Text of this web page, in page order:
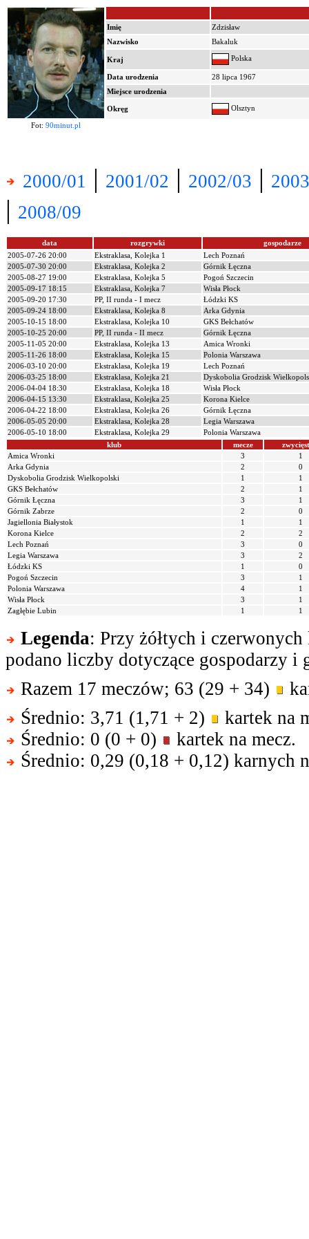
Imię
Zdzisław
Nazwisko
Bakaluk
Kraj Polska
Data urodzenia
28 lipca 1967
Miejsce urodzenia
Okręg Olsztyn
Fot: 90minut.pl
2000/01 | 2001/02 | 2002/03 |
| 2008/09
data rozgrywki
gospodarze
2005-07-26 20:00
Ekstraklasa, Kolejka 1
Lech Poznań
2005-07-30 20:00
Ekstraklasa, Kolejka 2
Górnik Łęczna
2005-08-27 19:00
Ekstraklasa, Kolejka 5
Pogoń Szczecin
2005-09-17 18:15
Ekstraklasa, Kolejka 7
Wisła Płock
2005-09-20 17:30
PP, II runda - I mecz
Łódzki KS
2005-09-24 18:00
Ekstraklasa, Kolejka 8
Arka Gdynia
2005-10-15 18:00
Ekstraklasa, Kolejka 10
GKS Bełchatów
2005-10-25 20:00
PP, II runda - II mecz
Górnik Łęczna
2005-11-05 20:00
Ekstraklasa, Kolejka 13
Amica Wronki
2005-11-26 18:00
Ekstraklasa, Kolejka 15
Polonia Warszawa
2006-03-10 20:00
Ekstraklasa, Kolejka 19
Lech Poznań
2006-03-25 18:00
Ekstraklasa, Kolejka 21
Dyskobolia Grodzisk
2006-04-04 18:30
Ekstraklasa, Kolejka 18
Wisła Płock
2006-04-15 13:30
Ekstraklasa, Kolejka 25
Korona Kielce
2006-04-22 18:00
Ekstraklasa, Kolejka 26
Górnik Łęczna
2006-05-05 20:00
Ekstraklasa, Kolejka 28
Legia Warszawa
2006-05-10 18:00
Ekstraklasa, Kolejka 29
Polonia Warszawa
klub
mecze
Amica Wronki
3
1
Arka Gdynia
2
0
Dyskobolia Grodzisk Wielkopolski
1
1
GKS Bełchatów
2
1
Górnik Łęczna
3
1
Górnik Zabrze
2
0
Jagiellonia Białystok
1
1
Korona Kielce
2
2
Lech Poznań
3
0
Legia Warszawa
3
2
Łódzki KS
1
0
Pogoń Szczecin
3
1
Polonia Warszawa
4
1
Wisła Płock
3
1
Zagłębie Lubin
1 1
Legenda: Przy żółtych i
podano liczby dotyczące gospodarzy i
Razem 17 meczów; 63 (29 + 34)
Średnio: 3,71 (1,71 + 2)
kartek na
Średnio: 0 (0 + 0)
kartek na mecz.
Średnio: 0,29 (0,18 + 0,12) karnych